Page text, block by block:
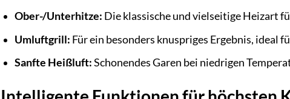
Ober-/Unterhitze: Die klassische und vielseitige Heizart
Umluftgrill: Für ein besonders knuspriges Ergebnis, ideal
Sanfte Heißluft:Schonendes Garen bei niedrigen